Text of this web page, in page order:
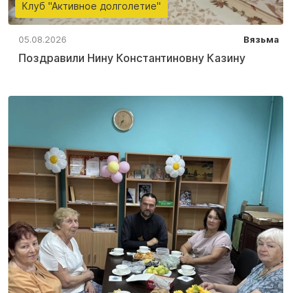
Клуб "Активное долголетие"
05.08.2026 Вязьма
Поздравили Нину Константиновну Казину